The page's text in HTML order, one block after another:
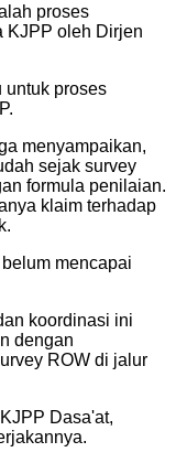
proses
KJPP oleh Dirjen
untuk proses
menyampaikan,
sejak survey
formula penilaian.
klaim terhadap
mencapai
koordinasi ini
dengan
ROW di jalur
Dasa'at,